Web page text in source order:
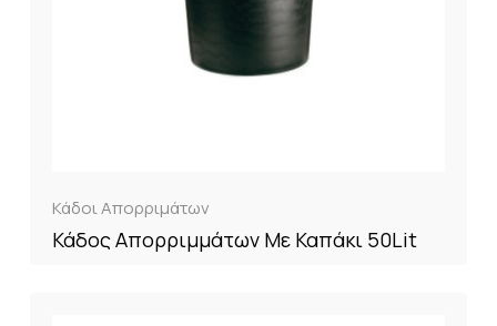
Κάδοι Απορριμάτων
Κάδος Απορριμμάτων Με Καπάκι 50Lit